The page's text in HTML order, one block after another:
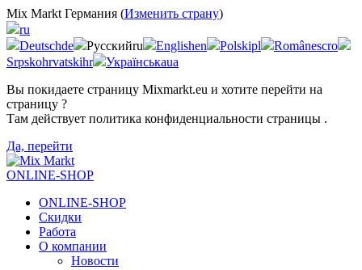
Mix Markt Германия (Изменить страну)
ru
Deutschde Русскийru Englishen Polskipl Românescro
Srpskohrvatskihr Українськаua
Вы покидаете страницу Mixmarkt.eu и хотите перейти на
страницу ?
Там действует политика конфиденциальности страницы .
Да, перейти
ONLINE-SHOP
ONLINE-SHOP
Скидки
Работа
О компании
Новости